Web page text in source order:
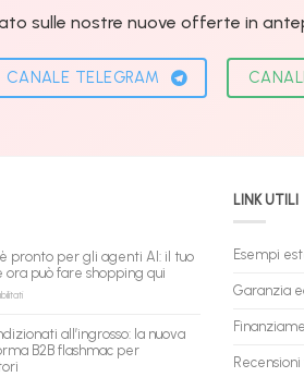
sulle nostre nuove offerte in
CANALE TELEGRAM
pronto per gli agenti AI: il tuo
ora può fare shopping qui
su
pronto
per
all’ingrosso: la nuova
B2B flashmac per
LINK UTILI
Esempi
Garanzia